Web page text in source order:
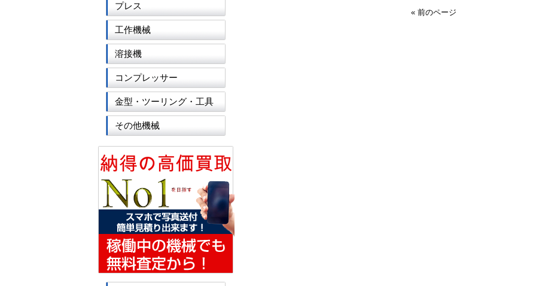
« 前のページ
プレス
工作機械
溶接機
コンプレッサー
金型・ツーリング・工具
その他機械